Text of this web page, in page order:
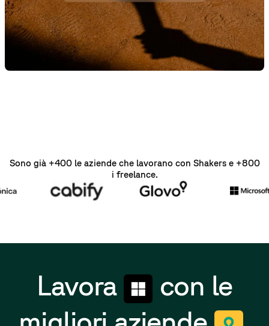
Sono già +400 le aziende che lavorano con Shakers e +800
i freelance.
Lavora
con le